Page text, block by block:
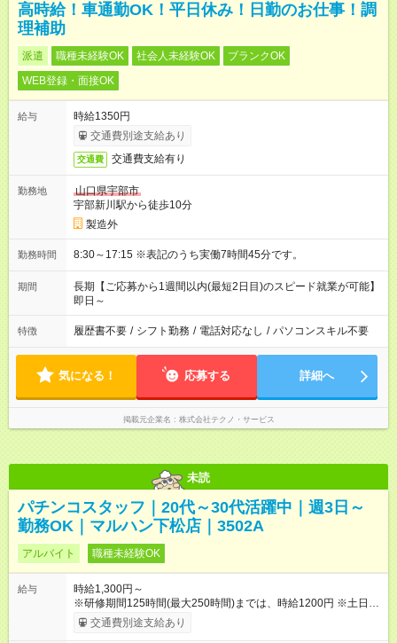
高時給！車通勤OK！平日休み！日勤のお仕事！調
理補助
派遣 職種未経験OK 社会人未経験OK
ブランクOK
WEB登録・面接OK
給与
時給1350円
交通費別途支給あり
交通費 交通費支給有り
勤務地
山口県宇部市
宇部新川駅から徒歩10分
製造外
勤務時間 8:30～17:15 ※表記のうち実働7時間45分です。
期間
長期【ご応募から1週間以内(最短2日目)のスピード就業が可能】
即日～
特徴 履歴書不要 / シフト勤務 / 電話対応なし / パソコンスキル不要
気になる！ 応募する 詳細へ
掲載元企業名 株式会社テクノ・サービス
未読
パチンコスタッフ｜20代～30代活躍中｜週3日～
勤務OK｜マルハン下松店｜3502A
アルバイト 職種未経験OK
給与
時給1,300円～
※研修期間125時間(最大250時間)までは、時給1200円 ※土日祝
交通費別途支給あり